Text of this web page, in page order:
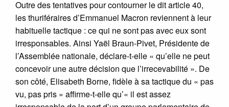
Outre des tentatives pour contourner le dit article 40,
les thuriféraires d’Emmanuel Macron reviennent à leur
habituelle tactique : ce qui ne sont pas avec eux sont
irresponsables. Ainsi Yaël Braun-Pivet, Présidente de
l’Assemblée nationale, déclare-t-elle « qu’elle ne peut
concevoir une autre décision que l’irrecevabilité ». De
son côté, Elisabeth Borne, fidèle à sa tactique du « pas
vu, pas pris » affirme-t-elle qu’« il est assez